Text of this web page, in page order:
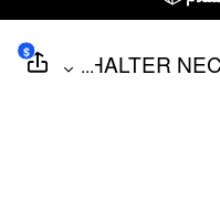
HALTER
...
$